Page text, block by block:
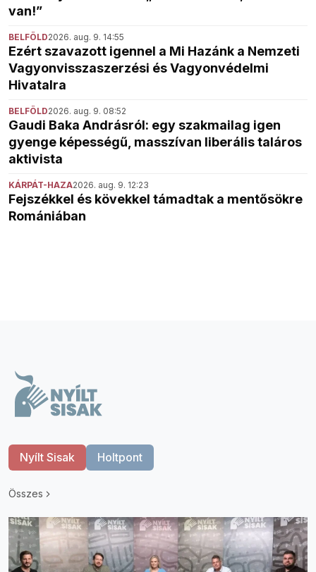
van!”
BELFÖLD2026. aug. 9. 14:55
Ezért szavazott igennel a Mi Hazánk a Nemzeti
Vagyonvisszaszerzési és Vagyonvédelmi
Hivatalra
BELFÖLD2026. aug. 9. 08:52
Gaudi Baka Andrásról: egy szakmailag igen
gyenge képességű, masszívan liberális taláros
aktivista
KÁRPÁT-HAZA2026. aug. 9. 12:23
Fejszékkel és kövekkel támadtak a mentősökre
Romániában
Nyílt Sisak Holtpont
Összes